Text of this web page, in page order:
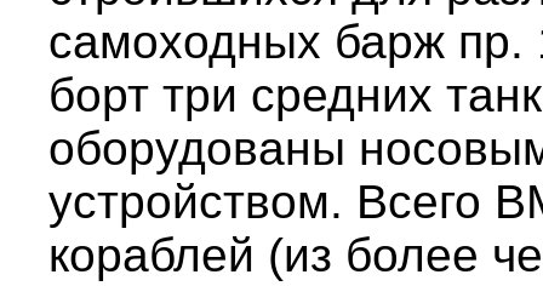
самоходных барж
борт три средних
оборудованы
устройством. Всего
кораблей (из более